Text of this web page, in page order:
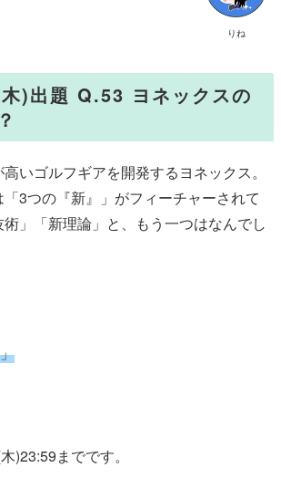
りね
)出題 Q.53 ヨネックスの
いゴルフギアを開発するヨネックス。
3つの『新』」がフィーチャーされて
」「新理論」と、もう一つはなんでし
)23:59までです。